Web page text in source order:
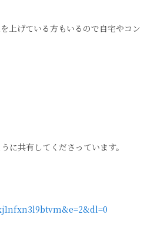
上げている方もいるので自宅やコン
に共有してくださっています。